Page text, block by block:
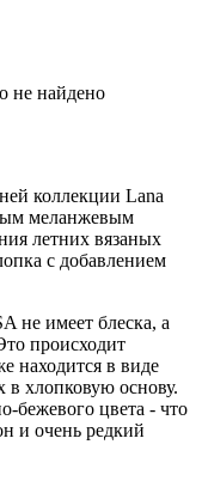
не найдено
коллекции Lana
меланжевым
летних вязаных
с добавлением
не имеет блеска, а
происходит
находится в виде
в хлопковую основу.
бежевого цвета - что
и очень редкий